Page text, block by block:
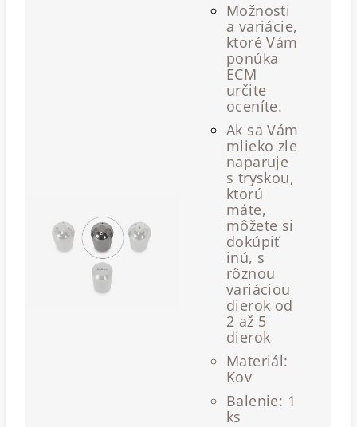
Možnosti
a variácie,
ktoré Vám
ponúka
ECM
určite
oceníte.
Ak sa Vám
mlieko zle
naparuje
s tryskou,
ktorú
máte,
môžete si
dokúpiť
inú, s
rôznou
variáciou
dierok od
2 až 5
dierok
Materiál:
Kov
Balenie: 1
ks